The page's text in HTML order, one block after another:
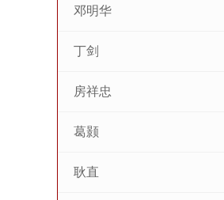
邓明华
丁剑
房祥忠
葛颢
耿直